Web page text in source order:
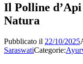
Il Polline
Natura
Pubblicato il 22/10/2025
SaraswatiCategorie: